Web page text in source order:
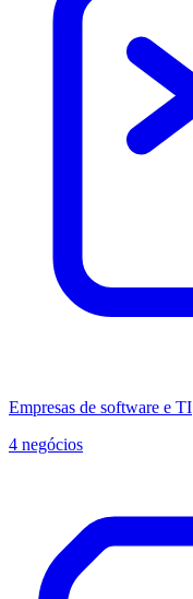
Empresas de software e TI
4 negócios